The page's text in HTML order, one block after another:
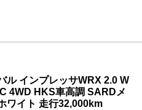
ル インプレッサWRX 2.0 W
4WD HKS車高調 SARDメ
ワイト 走行32,000km